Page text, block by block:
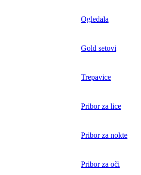
Ogledala
Gold setovi
Trepavice
Pribor za lice
Pribor za nokte
Pribor za oči